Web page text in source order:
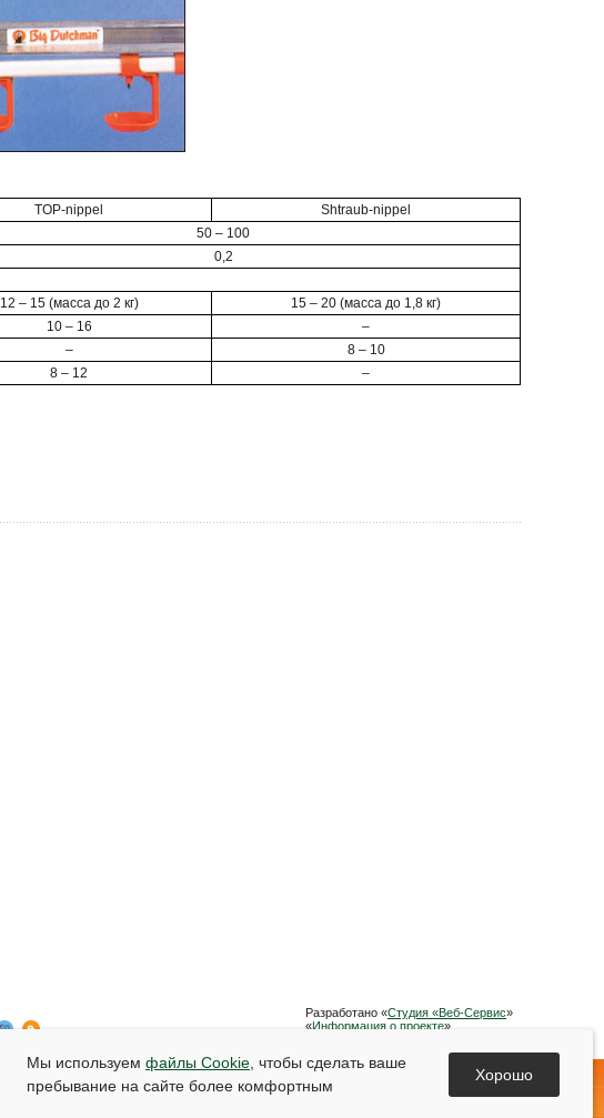
TOP-nippel
Shtraub-nippel
50 – 100
0,2
12 – 15 (масса до 2 кг)
15 – 20 (масса до 1,8 кг)
10 – 16
–
–
8 – 10
8 – 12 –
Разработано «Студия «Веб-Сервис»
«Информация о проекте»
Мы используем файлы Cookie , чтобы сделать ваше
пребывание на сайте более комфортным
Хорошо